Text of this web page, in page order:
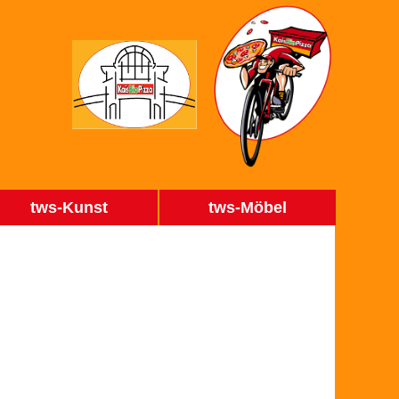
tws-Kunst tws-Möbel